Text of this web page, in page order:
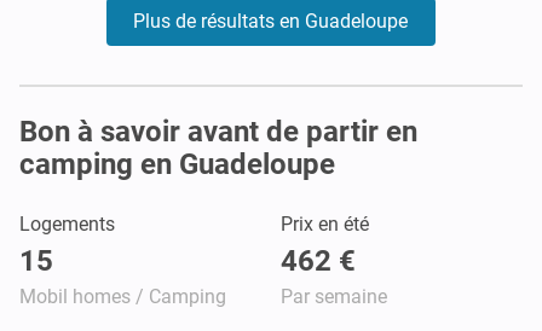
Plus de résultats en Guadeloupe
Bon à savoir avant de partir en
camping en Guadeloupe
Logements
15
Mobil homes / Camping
Prix en été
462 €
Par semaine